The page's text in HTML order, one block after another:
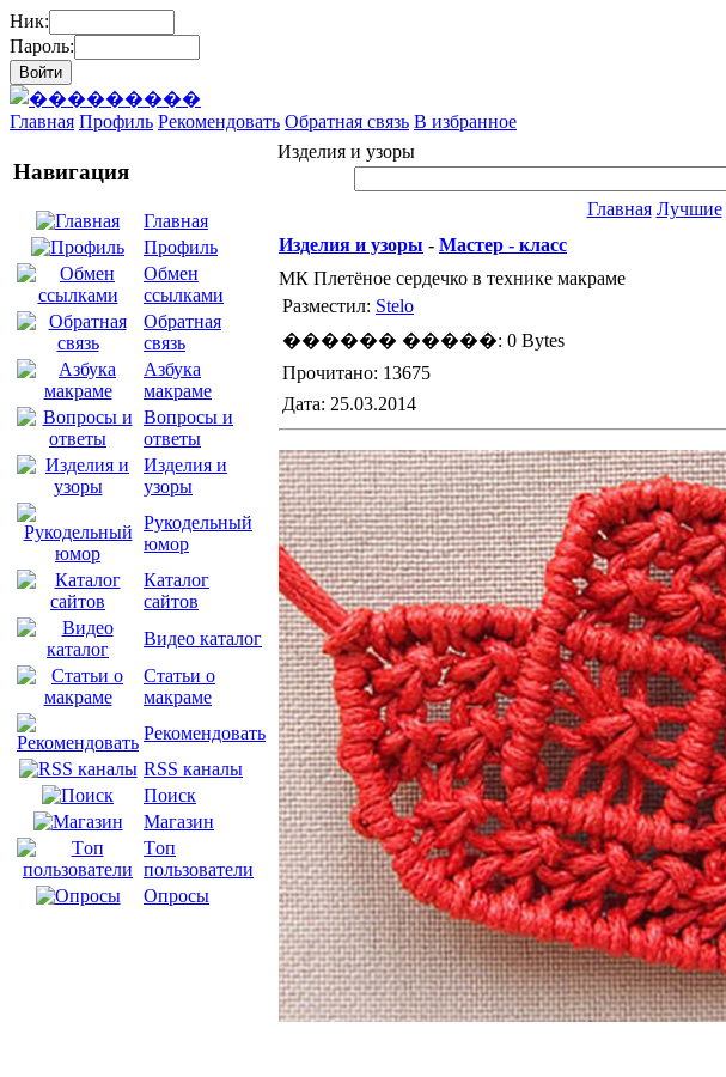
Ник:
Пароль:
Главная Профиль Рекомендовать Обратная связь В избранное
Навигация
Главная
Профиль
Обмен
ссылками
Обратная
связь
Азбука
макраме
Вопросы и
ответы
Изделия и
узоры
Рукодельный
юмор
Каталог
сайтов
Видео каталог
Статьи о
макраме
Рекомендовать
RSS каналы
Поиск
Магазин
Tоп
пользователи
Опросы
Изделия и узоры
Главная Лучшие
Изделия и узоры - Мастер - класс
МК Плетёное сердечко в технике макраме
Разместил: Stelo
������ �����: 0 Bytes
Прочитано: 13675
Дата: 25.03.2014